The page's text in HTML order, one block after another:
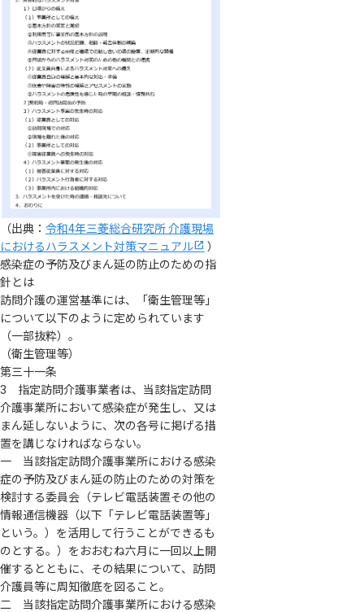
（出典： 令和4年三菱総合研究所 介護現場
におけるハラスメント対策マニュアル
）
感染症の予防及びまん延の防止のための指
針とは
訪問介護の運営基準には、「衛生管理等」
について以下のように定められています
（一部抜粋）。
（衛生管理等）
第三十一条
3 指定訪問介護事業者は、当該指定訪問
介護事業所において感染症が発生し、又は
まん延しないように、次の各号に掲げる措
置を講じなければならない。
一 当該指定訪問介護事業所における感染
症の予防及びまん延の防止のための対策を
検討する委員会（テレビ電話装置その他の
情報通信機器（以下「テレビ電話装置等」
という。）を活用して行うことができるも
のとする。）をおおむね六月に一回以上開
催するとともに、その結果について、訪問
介護員等に周知徹底を図ること。
二 当該指定訪問介護事業所における感染